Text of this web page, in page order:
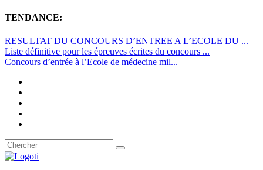
TENDANCE:
RESULTAT DU CONCOURS D’ENTREE A L’ECOLE DU ...
Liste définitive pour les épreuves écrites du concours ...
Concours d’entrée à l’Ecole de médecine mil...